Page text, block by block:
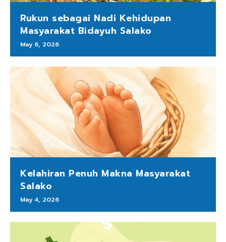
Rukun sebagai Nadi Kehidupan
Masyarakat Bidayuh Salako
May 6, 2026
Kelahiran Penuh Makna Masyarakat
Salako
May 4, 2026